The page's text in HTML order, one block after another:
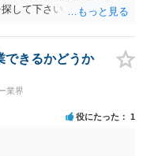
して下さい。
できるかどうか
業界
役にたった 1